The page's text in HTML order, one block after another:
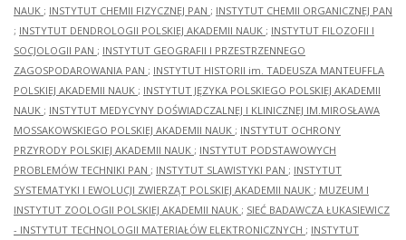
NAUK ; INSTYTUT CHEMII FIZYCZNEJ PAN ; INSTYTUT CHEMII ORGANICZNEJ PAN
; INSTYTUT DENDROLOGII POLSKIEJ AKADEMII NAUK ; INSTYTUT FILOZOFII I
SOCJOLOGII PAN ; INSTYTUT GEOGRAFII I PRZESTRZENNEGO
ZAGOSPODAROWANIA PAN ; INSTYTUT HISTORII im. TADEUSZA MANTEUFFLA
POLSKIEJ AKADEMII NAUK ; INSTYTUT JĘZYKA POLSKIEGO POLSKIEJ AKADEMII
NAUK ; INSTYTUT MEDYCYNY DOŚWIADCZALNEJ I KLINICZNEJ IM.MIROSŁAWA
MOSSAKOWSKIEGO POLSKIEJ AKADEMII NAUK ; INSTYTUT OCHRONY
PRZYRODY POLSKIEJ AKADEMII NAUK ; INSTYTUT PODSTAWOWYCH
PROBLEMÓW TECHNIKI PAN ; INSTYTUT SLAWISTYKI PAN ; INSTYTUT
SYSTEMATYKI I EWOLUCJI ZWIERZĄT POLSKIEJ AKADEMII NAUK ; MUZEUM I
INSTYTUT ZOOLOGII POLSKIEJ AKADEMII NAUK ; SIEĆ BADAWCZA ŁUKASIEWICZ
- INSTYTUT TECHNOLOGII MATERIAŁÓW ELEKTRONICZNYCH ; INSTYTUT